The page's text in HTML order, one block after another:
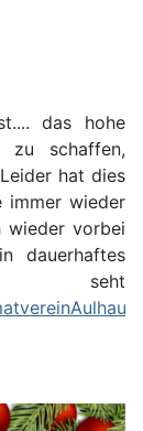
das hohe
zu schaffen,
hat dies
immer wieder
wieder vorbei
dauerhaftes
seht